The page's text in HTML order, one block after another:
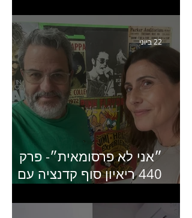
״אני לא פרסומאית״- פרק
440 ריאיון סוף קדנציה עם
מנכ״לית באומן בר ריבנאי
22 ביוני